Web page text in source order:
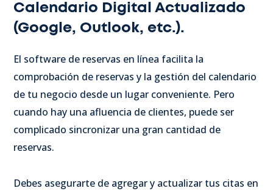
Calendario Digital Actualizado
(Google, Outlook, etc.).
El software de reservas en línea facilita la
comprobación de reservas y la gestión del calendario
de tu negocio desde un lugar conveniente. Pero
cuando hay una afluencia de clientes, puede ser
complicado sincronizar una gran cantidad de
reservas.
Debes asegurarte de agregar y actualizar tus citas en